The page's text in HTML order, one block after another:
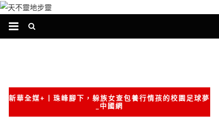
跳
新華全媒+丨珠峰腳下，躲族女查包養行情孩的校園足球夢
_中國網